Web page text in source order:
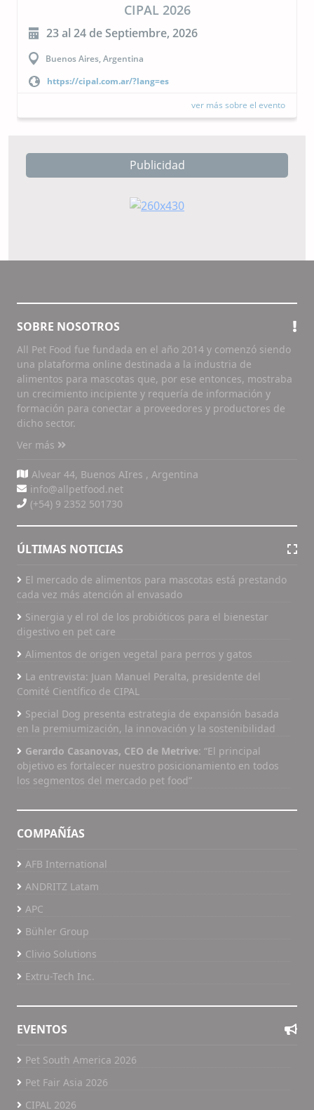
CIPAL 2026
23 al 24 de Septiembre, 2026
Buenos Aires, Argentina
https://cipal.com.ar/?lang=es
ver más sobre el evento
Publicidad
SOBRE NOSOTROS
All Pet Food fue fundada en el año 2014 y comenzó siendo
una plataforma online destinada a la industria de
alimentos para mascotas que, por ese entonces, mostraba
un crecimiento incipiente y requería de información y
formación para conectar a proveedores y productores de
dicho sector.
Ver más
Alvear 44, Buenos AIres , Argentina
info@allpetfood.net
(+54) 9 2352 501730
ÚLTIMAS NOTICIAS
El mercado de alimentos para mascotas está prestando
cada vez más atención al envasado
Sinergia y el rol de los probióticos para el bienestar
digestivo en pet care
Alimentos de origen vegetal para perros y gatos
La entrevista: Juan Manuel Peralta, presidente del
Comité Científico de CIPAL
Special Dog presenta estrategia de expansión basada
en la premiumización, la innovación y la sostenibilidad
Gerardo Casanovas, CEO de Metrive: “El principal
objetivo es fortalecer nuestro posicionamiento en todos
los segmentos del mercado pet food”
COMPAÑÍAS
AFB International
ANDRITZ Latam
APC
Bühler Group
Clivio Solutions
Extru-Tech Inc.
EVENTOS
Pet South America 2026
Pet Fair Asia 2026
CIPAL 2026